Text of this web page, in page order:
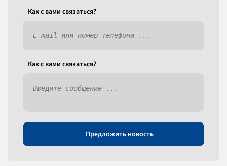
Как c вами связаться?
Как c вами связаться?
Предложить новость